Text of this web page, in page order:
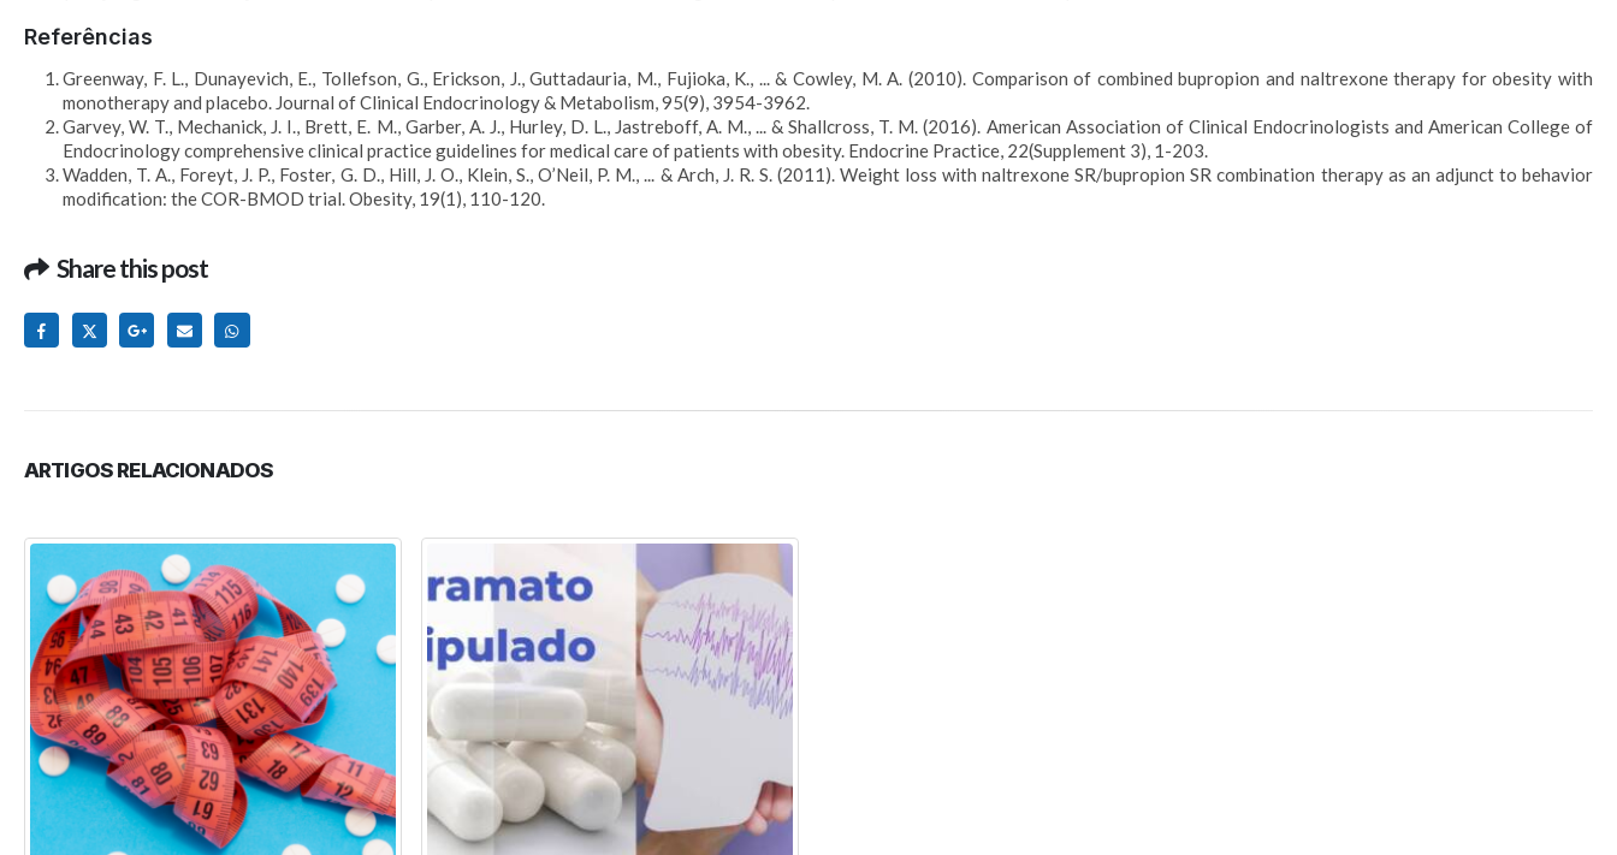
Referências
Greenway, F. L., Dunayevich, E., Tollefson, G., Erickson, J., Guttadauria, M., Fujioka, K., ... & Cowley, M. A. (2010). Comparison of combined bupropion and naltrexone therapy for obesity with
monotherapy and placebo. Journal of Clinical Endocrinology & Metabolism, 95(9), 3954-3962.
Garvey, W. T., Mechanick, J. I., Brett, E. M., Garber, A. J., Hurley, D. L., Jastreboff, A. M., ... & Shallcross, T. M. (2016). American Association of Clinical Endocrinologists and American College of
Endocrinology comprehensive clinical practice guidelines for medical care of patients with obesity. Endocrine Practice, 22(Supplement 3), 1-203.
Wadden, T. A., Foreyt, J. P., Foster, G. D., Hill, J. O., Klein, S., O’Neil, P. M., ... & Arch, J. R. S. (2011). Weight loss with naltrexone SR/bupropion SR combination therapy as an adjunct to behavior
modification: the COR-BMOD trial. Obesity, 19(1), 110-120.
Share this post
ARTIGOS RELACIONADOS